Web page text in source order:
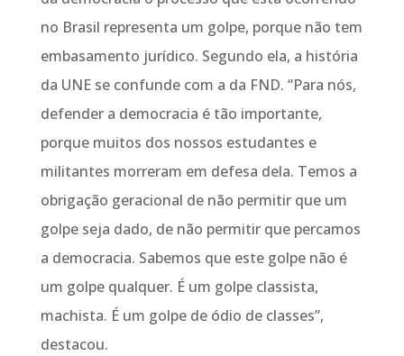
no Brasil representa um golpe, porque não tem
embasamento jurídico. Segundo ela, a história
da UNE se confunde com a da FND. “Para nós,
defender a democracia é tão importante,
porque muitos dos nossos estudantes e
militantes morreram em defesa dela. Temos a
obrigação geracional de não permitir que um
golpe seja dado, de não permitir que percamos
a democracia. Sabemos que este golpe não é
um golpe qualquer. É um golpe classista,
machista. É um golpe de ódio de classes”,
destacou.